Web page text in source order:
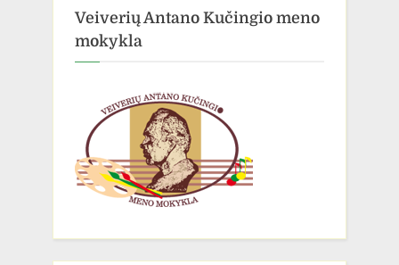
Veiverių Antano Kučingio meno
mokykla